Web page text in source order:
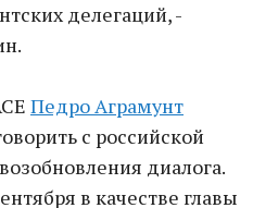
делегаций, -
Педро Аграмунт
с российской
диалога.
в качестве главы